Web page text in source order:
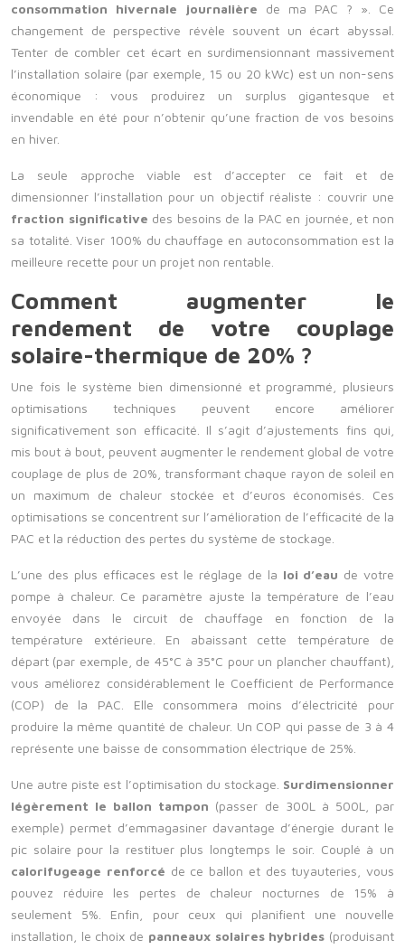
consommation hivernale journalière de ma PAC ? ». Ce
changement de perspective révèle souvent un écart abyssal.
Tenter de combler cet écart en surdimensionnant massivement
l’installation solaire (par exemple, 15 ou 20 kWc) est un non-sens
économique : vous produirez un surplus gigantesque et
invendable en été pour n’obtenir qu’une fraction de vos besoins
en hiver.
La seule approche viable est d’accepter ce fait et de
dimensionner l’installation pour un objectif réaliste : couvrir une
fraction significative des besoins de la PAC en journée, et non
sa totalité. Viser 100% du chauffage en autoconsommation est la
meilleure recette pour un projet non rentable.
Comment augmenter le
rendement de votre couplage
solaire-thermique de 20% ?
Une fois le système bien dimensionné et programmé, plusieurs
optimisations techniques peuvent encore améliorer
significativement son efficacité. Il s’agit d’ajustements fins qui,
mis bout à bout, peuvent augmenter le rendement global de votre
couplage de plus de 20%, transformant chaque rayon de soleil en
un maximum de chaleur stockée et d’euros économisés. Ces
optimisations se concentrent sur l’amélioration de l’efficacité de la
PAC et la réduction des pertes du système de stockage.
L’une des plus efficaces est le réglage de la loi d’eau de votre
pompe à chaleur. Ce paramètre ajuste la température de l’eau
envoyée dans le circuit de chauffage en fonction de la
température extérieure. En abaissant cette température de
départ (par exemple, de 45°C à 35°C pour un plancher chauffant),
vous améliorez considérablement le Coefficient de Performance
(COP) de la PAC. Elle consommera moins d’électricité pour
produire la même quantité de chaleur. Un COP qui passe de 3 à 4
représente une baisse de consommation électrique de 25%.
Une autre piste est l’optimisation du stockage. Surdimensionner
légèrement le ballon tampon (passer de 300L à 500L, par
exemple) permet d’emmagasiner davantage d’énergie durant le
pic solaire pour la restituer plus longtemps le soir. Couplé à un
calorifugeage renforcé de ce ballon et des tuyauteries, vous
pouvez réduire les pertes de chaleur nocturnes de 15% à
seulement 5%. Enfin, pour ceux qui planifient une nouvelle
installation, le choix de panneaux solaires hybrides (produisant